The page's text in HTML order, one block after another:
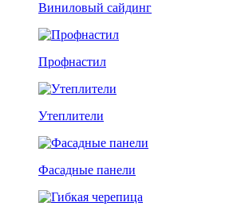
Виниловый сайдинг
Профнастил
Утеплители
Фасадные панели